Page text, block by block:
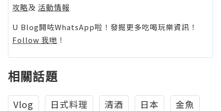
攻略及 活動情報
U Blog開咗WhatsApp啦！發掘更多吃喝玩樂資訊！
Follow 我哋 ！
相關話題
Vlog 日式料理 清酒 日本
金魚